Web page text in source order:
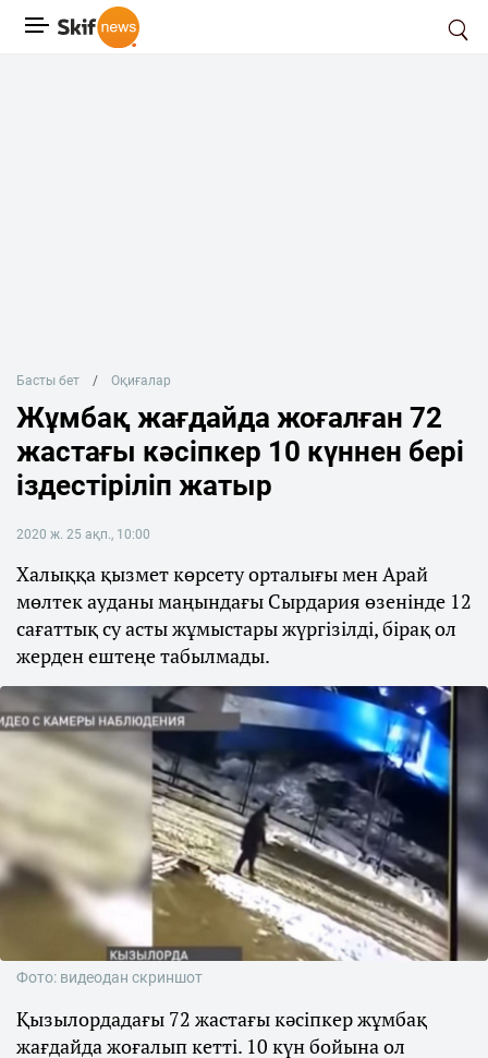
Басты бет Оқиғалар
Жұмбақ жағдайда жоғалған 72
жастағы кәсіпкер 10 күннен бері
іздестіріліп жатыр
2020 ж. 25 ақп., 10:00
Халыққа қызмет көрсету орталығы мен Арай
мөлтек ауданы маңындағы Сырдария өзенінде 12
сағаттық су асты жұмыстары жүргізілді, бірақ ол
жерден ештеңе табылмады.
Фото: видеодан скриншот
Қызылордадағы 72 жастағы кәсіпкер жұмбақ
жағдайда жоғалып кетті. 10 күн бойына ол